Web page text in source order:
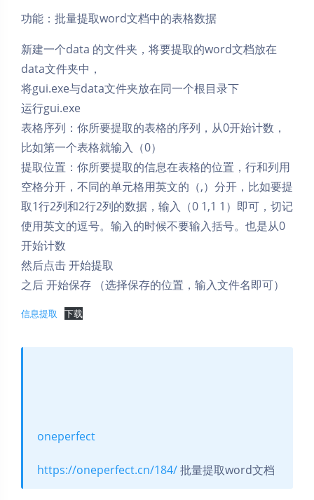
功能：批量提取word文档中的表格数据
新建一个data 的文件夹，将要提取的word文档放在
data文件夹中，
将gui.exe与data文件夹放在同一个根目录下
运行gui.exe
表格序列：你所要提取的表格的序列，从0开始计数，
比如第一个表格就输入（0）
提取位置：你所要提取的信息在表格的位置，行和列用
空格分开，不同的单元格用英文的（,）分开，比如要提
取1行2列和2行2列的数据，输入（0 1,1 1）即可，切记
使用英文的逗号。输入的时候不要输入括号。也是从0
开始计数
然后点击 开始提取
之后 开始保存 （选择保存的位置，输入文件名即可）
信息提取 下载
oneperfect
https://oneperfect.cn/184/批量提取word文档